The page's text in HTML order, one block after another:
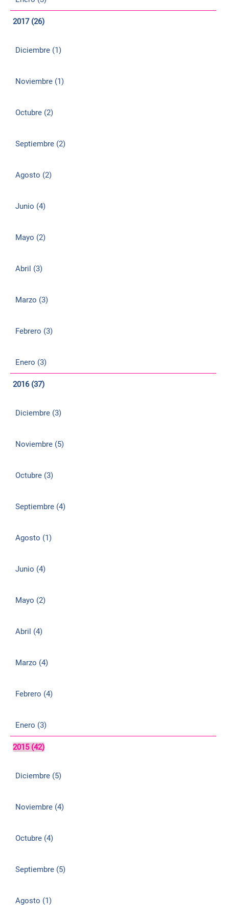
2017 (26)
Diciembre (1)
Noviembre (1)
Octubre (2)
Septiembre (2)
Agosto (2)
Junio (4)
Mayo (2)
Abril (3)
Marzo (3)
Febrero (3)
Enero (3)
2016 (37)
Diciembre (3)
Noviembre (5)
Octubre (3)
Septiembre (4)
Agosto (1)
Junio (4)
Mayo (2)
Abril (4)
Marzo (4)
Febrero (4)
Enero (3)
2015 (42)
Diciembre (5)
Noviembre (4)
Octubre (4)
Septiembre (5)
Agosto (1)